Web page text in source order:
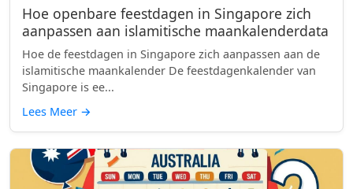
Hoe openbare feestdagen in Singapore zich
aanpassen aan islamitische maankalenderdata
Hoe de feestdagen in Singapore zich aanpassen aan de
islamitische maankalender De feestdagenkalender van
Singapore is ee...
Lees Meer →